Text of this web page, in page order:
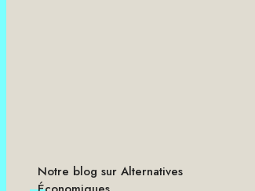
Notre blog sur Alternatives